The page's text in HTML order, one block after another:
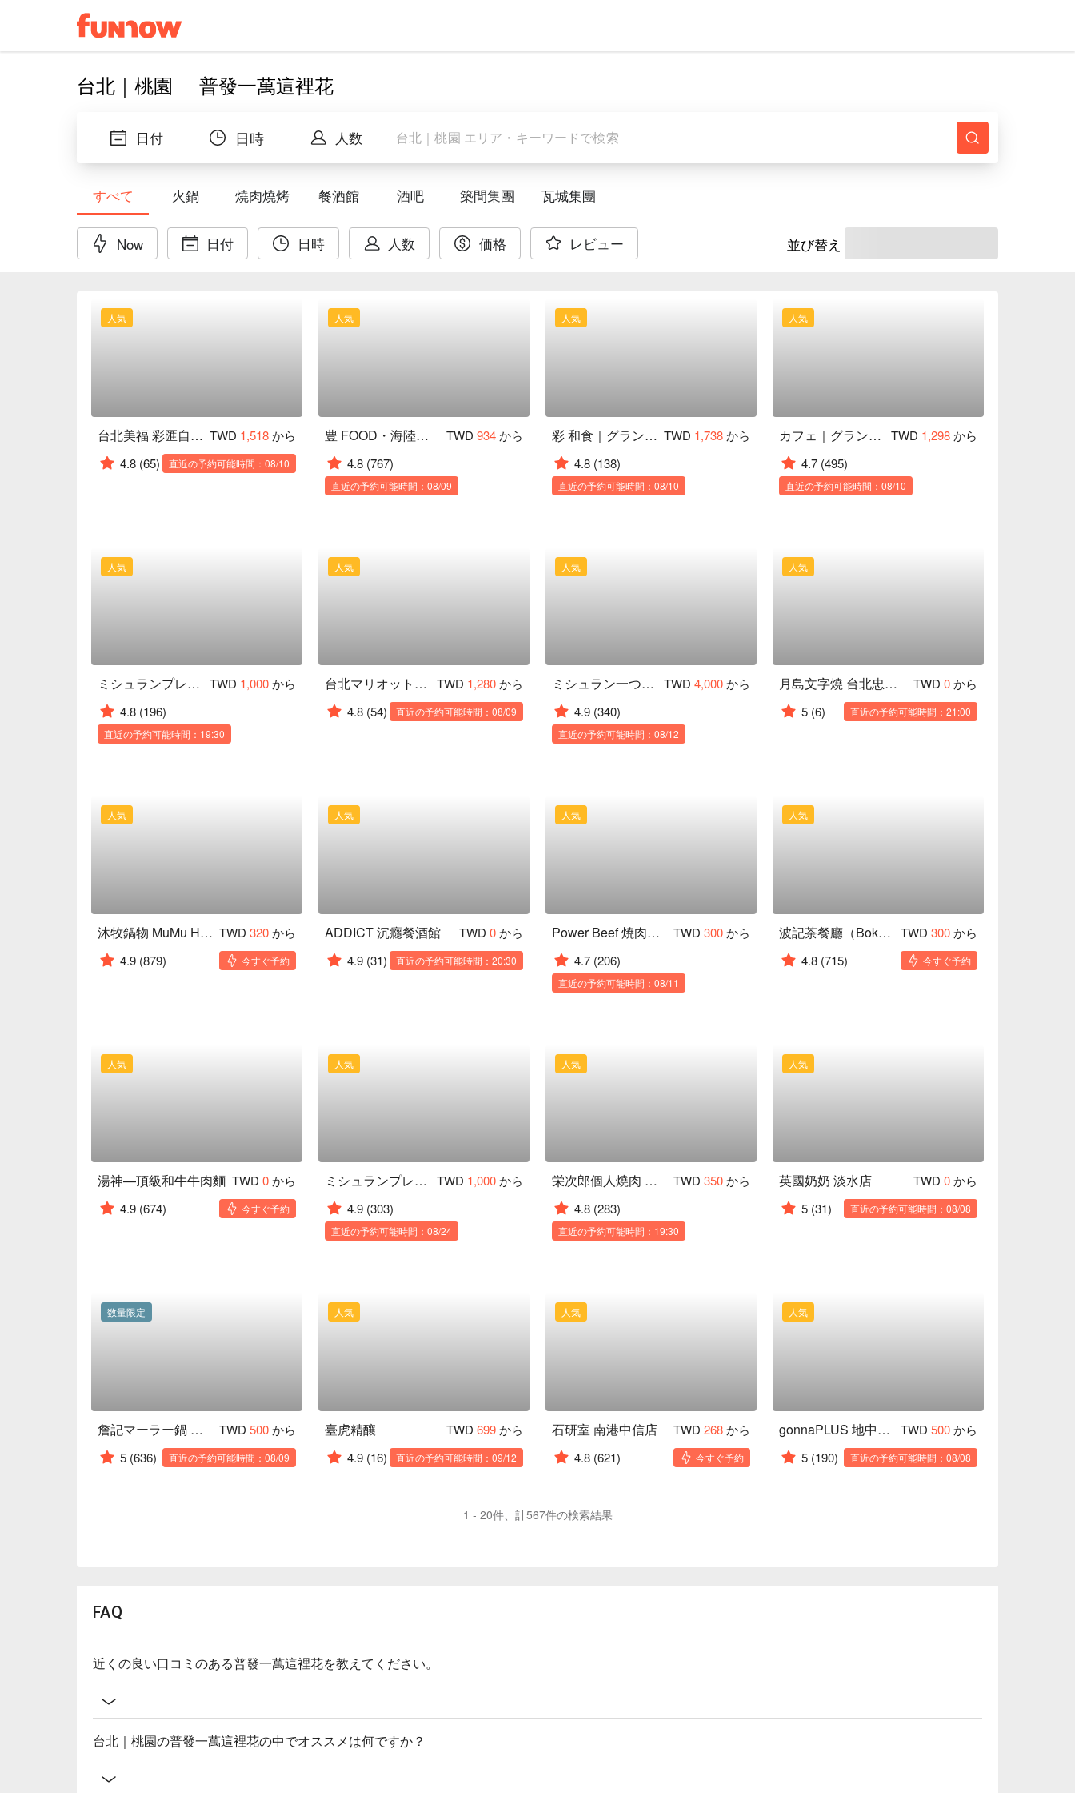
台北｜桃園 普發一萬這裡花
日付 日時 人数
すべて 火鍋 燒肉燒烤 餐酒館 酒吧 築間集團 瓦城集團
Now 日付 日時 人数 価格 レビュー 並び替え
人気
台北美福 彩匯自助餐廳 palette TWD 1,518から
4.8 (65) 直近の予約可能時間：08/10
人気
豊 FOOD・海陸百匯レストラン TWD 934から
4.8 (767)
直近の予約可能時間：08/09
人気
彩 和食｜グランド ハイアット 台北 TWD 1,738から
4.8 (138)
直近の予約可能時間：08/10
人気
カフェ｜グランド ハイアット 台北 TWD 1,298から
4.7 (495)
直近の予約可能時間：08/10
人気
ミシュランプレート｜Indulge Bistro TWD 1,000から
4.8 (196)
直近の予約可能時間：19:30
人気
台北マリオットホテル｜Lobby Lounge TWD 1,280から
4.8 (54) 直近の予約可能時間：08/09
人気
ミシュラン一つ星｜金蓬莱台湾料理 TWD 4,000から
4.9 (340)
直近の予約可能時間：08/12
人気
月島文字燒 台北忠孝店 TWD 0から
5 (6) 直近の予約可能時間：21:00
人気
沐牧鍋物 MuMu Hot Pot TWD 320から
4.9 (879) 今すぐ予約
人気
ADDICT 沉癮餐酒館 TWD 0から
4.9 (31) 直近の予約可能時間：20:30
人気
Power Beef 焼肉丼レストラン TWD 300から
4.7 (206)
直近の予約可能時間：08/11
人気
波記茶餐廳（Bokee Restaurant） TWD 300から
4.8 (715) 今すぐ予約
人気
湯神—頂級和牛牛肉麵 TWD 0から
4.9 (674) 今すぐ予約
人気
ミシュランプレート | A cut ステーキ TWD 1,000から
4.9 (303)
直近の予約可能時間：08/24
人気
栄次郎個人燒肉 板橋文化店 TWD 350から
4.8 (283)
直近の予約可能時間：19:30
人気
英國奶奶 淡水店 TWD 0から
5 (31) 直近の予約可能時間：08/08
数量限定
詹記マーラー鍋 敦南店 TWD 500から
5 (636) 直近の予約可能時間：08/09
人気
臺虎精釀 TWD 699から
4.9 (16) 直近の予約可能時間：09/12
人気
石研室 南港中信店 TWD 268から
4.8 (621) 今すぐ予約
人気
gonnaPLUS 地中海原型食物餐廳 TWD 500から
5 (190) 直近の予約可能時間：08/08
1 - 20件、計567件の検索結果
FAQ
近くの良い口コミのある普發一萬這裡花を教えてください。
台北｜桃園の普發一萬這裡花の中でオススメは何ですか？